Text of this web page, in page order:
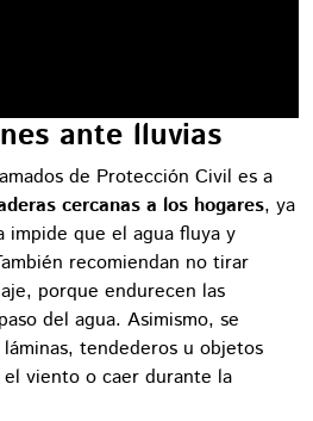
ante lluvias
de Protección Civil es a
cercanas a los hogares, ya
impide que el agua fluya y
recomiendan no tirar
porque endurecen las
del agua. Asimismo, se
tendederos u objetos
viento o caer durante la